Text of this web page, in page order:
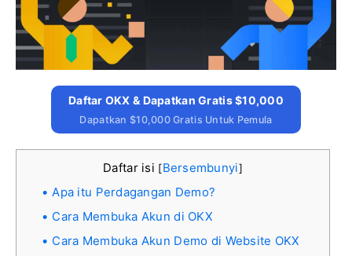
Daftar OKX & Dapatkan Gratis $10,000
Dapatkan $10,000 Gratis Untuk Pemula
Daftar isi [Bersembunyi]
Apa itu Perdagangan Demo?
Cara Membuka Akun di OKX
Cara Membuka Akun Demo di Website OKX